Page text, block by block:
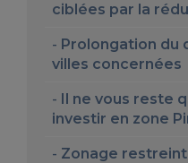
ciblées par la
Prolongation du
villes concernées
Il ne vous reste
investir en zone
Zonage restreint